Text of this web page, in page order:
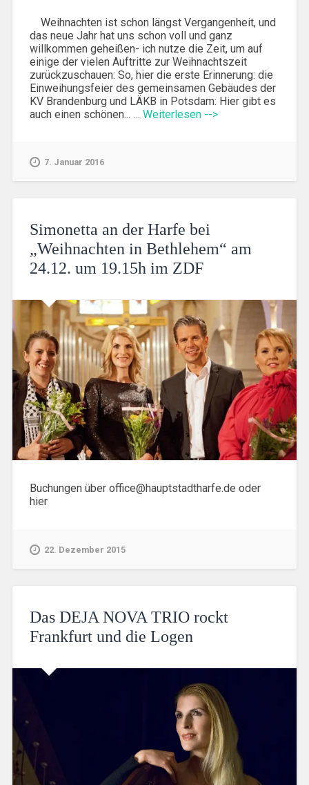
Weihnachten ist schon längst Vergangenheit, und
das neue Jahr hat uns schon voll und ganz
willkommen geheißen- ich nutze die Zeit, um auf
einige der vielen Auftritte zur Weihnachtszeit
zurückzuschauen: So, hier die erste Erinnerung: die
Einweihungsfeier des gemeinsamen Gebäudes der
KV Brandenburg und LÄKB in Potsdam: Hier gibt es
auch einen schönen... … Weiterlesen -->
7. Januar 2016
Simonetta an der Harfe bei
„Weihnachten in Bethlehem“ am
24.12. um 19.15h im ZDF
Buchungen über office@hauptstadtharfe.de oder
hier
22. Dezember 2015
Das DEJA NOVA TRIO rockt
Frankfurt und die Logen